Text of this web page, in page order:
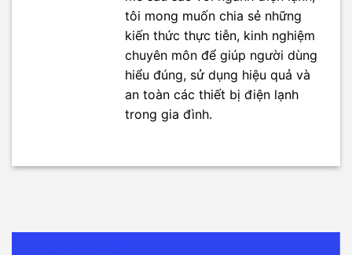
tôi mong muốn chia sẻ những
kiến thức thực tiễn, kinh nghiệm
chuyên môn để giúp người dùng
hiểu đúng, sử dụng hiệu quả và
an toàn các thiết bị điện lạnh
trong gia đình.